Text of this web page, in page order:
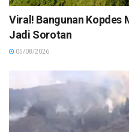
Viral! Bangunan Kopdes
Jadi Sorotan
05/08/2026